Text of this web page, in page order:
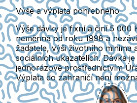
Výše a výplata pohřebného
Výše dávky jefixnía činí5 000
neměnná od roku 1998 a
žadatele, výši životního minima
sociálních ukazatelích. Dávka
jednorázověprostřednictvím
Výplata do zahraničí není